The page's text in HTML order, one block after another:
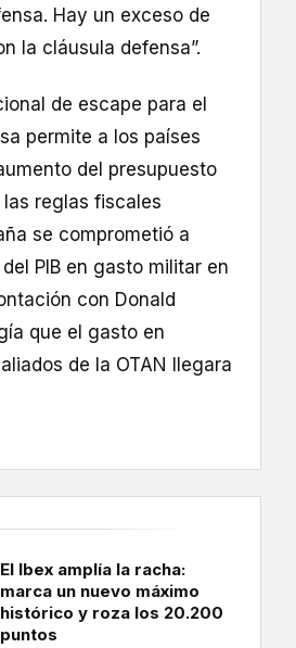
Hay un exceso de
la cláusula defensa”.
de escape para el
permite a los países
del presupuesto
reglas fiscales
se comprometió a
PIB en gasto militar en
con Donald
que el gasto en
de la OTAN llegara
El Ibex amplía la racha:
marca un nuevo máximo
histórico y roza los 20.200
puntos